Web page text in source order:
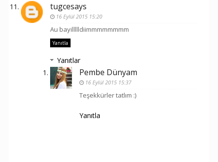
tugcesays
16 Eylül 2015 15:20
Au bayillllldiimmmmmmmm
Yanıtla
Yanıtlar
Pembe Dünyam
16 Eylül 2015 15:37
Teşekkürler tatlım :)
Yanıtla